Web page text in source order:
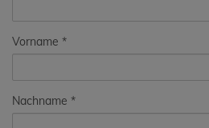
Vorname
Nachname